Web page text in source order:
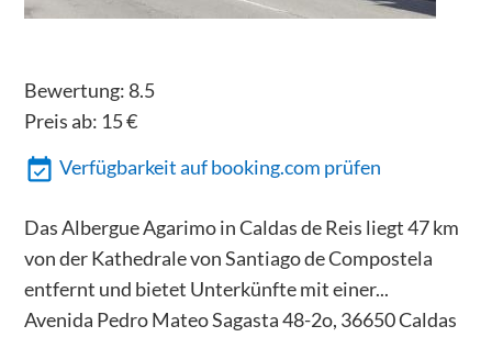
Bewertung: 8.5
Preis ab: 15€
Verfügbarkeit auf booking.com prüfen
Das Albergue Agarimo in Caldas de Reis liegt 47 km
von der Kathedrale von Santiago de Compostela
entfernt und bietet Unterkünfte mit einer...
Avenida Pedro Mateo Sagasta 48-2o, 36650 Caldas